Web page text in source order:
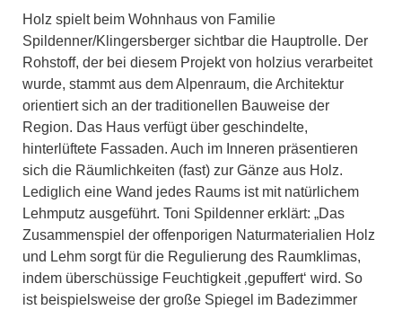
Holz spielt beim Wohnhaus von Familie
Spildenner/Klingersberger sichtbar die Hauptrolle. Der
Rohstoff, der bei diesem Projekt von holzius verarbeitet
wurde, stammt aus dem Alpenraum, die Architektur
orientiert sich an der traditionellen Bauweise der
Region. Das Haus verfügt über geschindelte,
hinterlüftete Fassaden. Auch im Inneren präsentieren
sich die Räumlichkeiten (fast) zur Gänze aus Holz.
Lediglich eine Wand jedes Raums ist mit natürlichem
Lehmputz ausgeführt. Toni Spildenner erklärt: „Das
Zusammenspiel der offenporigen Naturmaterialien Holz
und Lehm sorgt für die Regulierung des Raumklimas,
indem überschüssige Feuchtigkeit ‚gepuffert‘ wird. So
ist beispielsweise der große Spiegel im Badezimmer